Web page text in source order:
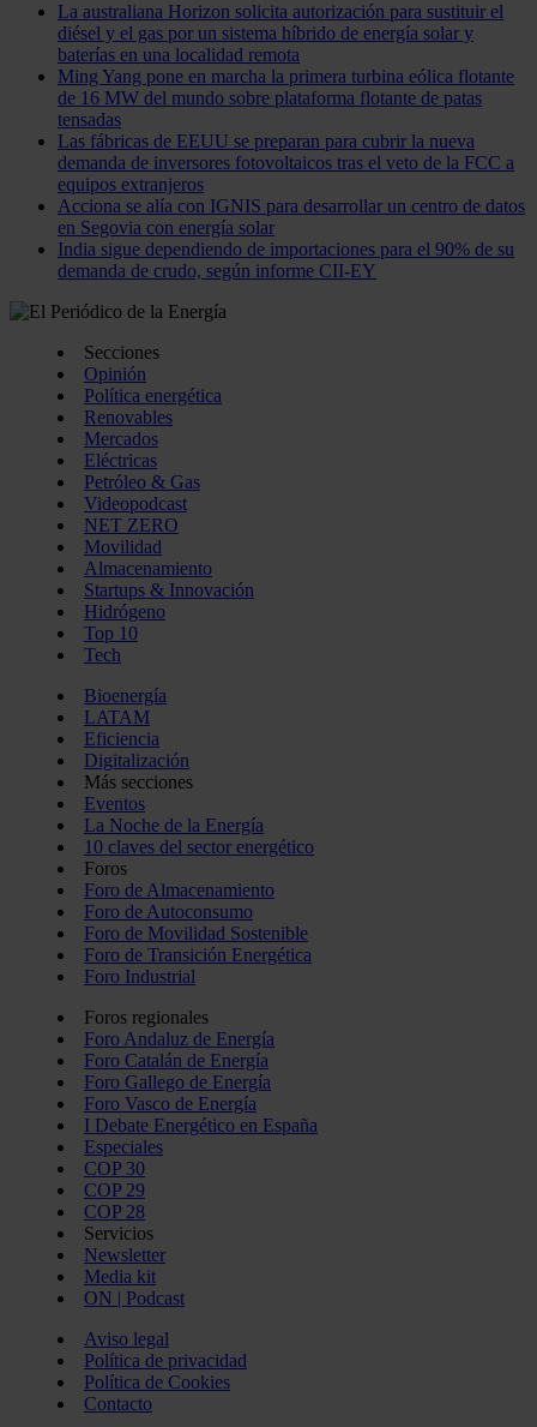
La australiana Horizon solicita autorización para sustituir el
diésel y el gas por un sistema híbrido de energía solar y
baterías en una localidad remota
Ming Yang pone en marcha la primera turbina eólica flotante
de 16 MW del mundo sobre plataforma flotante de patas
tensadas
Las fábricas de EEUU se preparan para cubrir la nueva
demanda de inversores fotovoltaicos tras el veto de la FCC a
equipos extranjeros
Acciona se alía con IGNIS para desarrollar un centro de datos
en Segovia con energía solar
India sigue dependiendo de importaciones para el 90% de su
demanda de crudo, según informe CII-EY
Secciones
Opinión
Política energética
Renovables
Mercados
Eléctricas
Petróleo & Gas
Videopodcast
NET ZERO
Movilidad
Almacenamiento
Startups & Innovación
Hidrógeno
Top 10
Tech
Bioenergía
LATAM
Eficiencia
Digitalización
Más secciones
Eventos
La Noche de la Energía
10 claves del sector energético
Foros
Foro de Almacenamiento
Foro de Autoconsumo
Foro de Movilidad Sostenible
Foro de Transición Energética
Foro Industrial
Foros regionales
Foro Andaluz de Energía
Foro Catalán de Energía
Foro Gallego de Energía
Foro Vasco de Energía
I Debate Energético en España
Especiales
COP 30
COP 29
COP 28
Servicios
Newsletter
Media kit
ON | Podcast
Aviso legal
Política de privacidad
Política de Cookies
Contacto